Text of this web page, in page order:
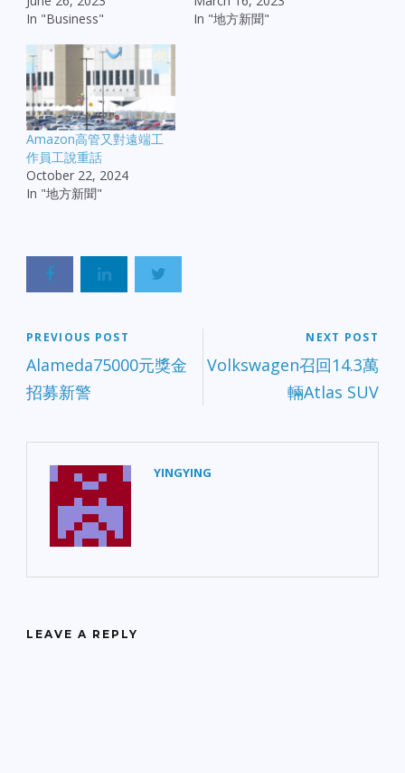
In "Business"
In "地方新聞"
Amazon高管又對遠端工
作員工說重話
October 22, 2024
In "地方新聞"
PREVIOUS POST
Alameda75000元獎金
招募新警
NEXT POST
Volkswagen召回14.3萬
輛Atlas SUV
YINGYING
LEAVE A REPLY